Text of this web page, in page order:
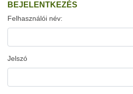
BEJELENTKEZÉS
Felhasználói név:
Jelszó